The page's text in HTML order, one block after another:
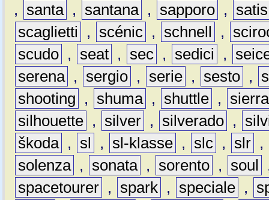
,
santa , santana , sapporo ,
satis
scaglietti
, scénic , schnell ,
scudo , seat , sec , sedici ,
serena , sergio , serie , sesto ,
shooting
, shuma , shuttle ,
sierra
silhouette , silver , silverado ,
škoda , sl , sl-klasse , slc , slr ,
solenza , sonata , sorento , soul
spacetourer , spark , speciale ,